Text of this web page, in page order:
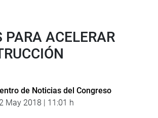
PARA ACELERAR
de Noticias del Congreso
May 2018 | 11:01 h